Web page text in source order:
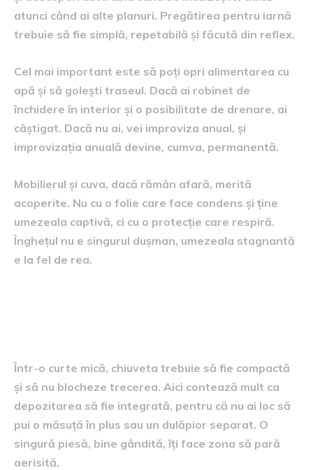
atunci când ai alte planuri. Pregătirea pentru iarnă
trebuie să fie simplă, repetabilă și făcută din reflex.
Cel mai important este să poți opri alimentarea cu
apă și să golești traseul. Dacă ai robinet de
închidere în interior și o posibilitate de drenare, ai
câștigat. Dacă nu ai, vei improviza anual, și
improvizația anuală devine, cumva, permanentă.
Mobilierul și cuva, dacă rămân afară, merită
acoperite. Nu cu o folie care face condens și ține
umezeala captivă, ci cu o protecție care respiră.
Înghețul nu e singurul dușman, umezeala stagnantă
e la fel de rea.
Într-o curte mică, chiuveta trebuie să fie compactă
și să nu blocheze trecerea. Aici contează mult ca
depozitarea să fie integrată, pentru că nu ai loc să
pui o măsuță în plus sau un dulăpior separat. O
singură piesă, bine gândită, îți face zona să pară
aerisită.